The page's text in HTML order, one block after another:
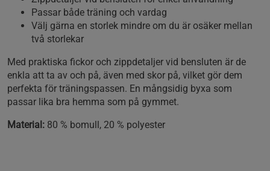
Passar både träning och vardag
Välj gärna en storlek mindre om du är osäker mellan
två storlekar
Med praktiska fickor och zippdetaljer vid bensluten är de
enkla att ta av och på, även med skor på, vilket gör dem
perfekta för träningspassen. En mångsidig byxa som
passar lika bra hemma som på gymmet.
Material: 80 % bomull, 20 % polyester